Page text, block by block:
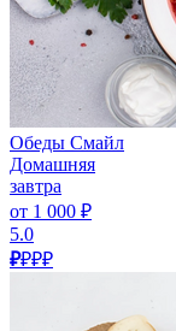
Обеды Смайл
Домашняя
завтра
от 1 000 ₽
5.0
₽₽₽₽